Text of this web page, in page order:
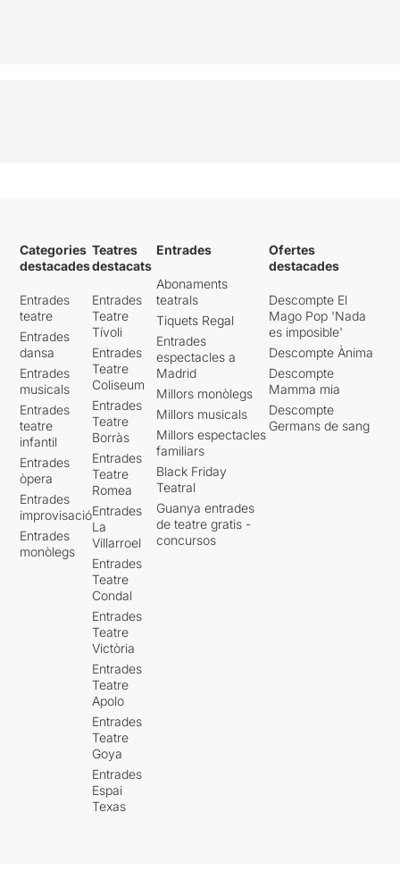
Categories
destacades
Entrades
teatre
Entrades
dansa
Entrades
musicals
Entrades
teatre
infantil
Entrades
òpera
Entrades
improvisació
Entrades
monòlegs
Teatres
destacats
Entrades
Teatre
Tívoli
Entrades
Teatre
Coliseum
Entrades
Teatre
Borràs
Entrades
Teatre
Romea
Entrades
La
Villarroel
Entrades
Teatre
Condal
Entrades
Teatre
Victòria
Entrades
Teatre
Apolo
Entrades
Teatre
Goya
Entrades
Espai
Texas
Entrades
Abonaments
teatrals
Tiquets Regal
Entrades
espectacles a
Madrid
Millors monòlegs
Millors musicals
Millors espectacles
familiars
Black Friday
Teatral
Guanya entrades
de teatre gratis -
concursos
Ofertes
destacades
Descompte El
Mago Pop 'Nada
es imposible'
Descompte Ànima
Descompte
Mamma mia
Descompte
Germans de sang